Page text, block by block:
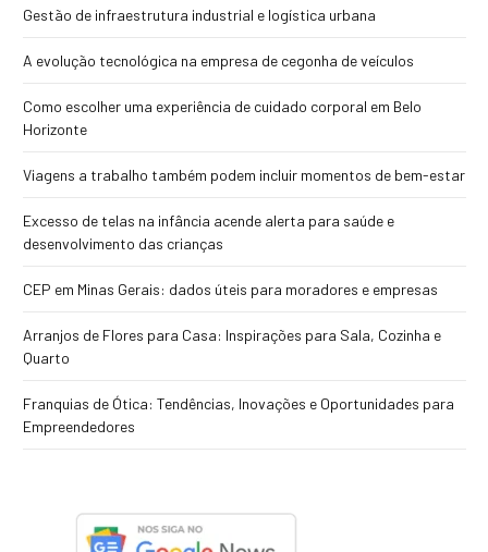
Gestão de infraestrutura industrial e logística urbana
A evolução tecnológica na empresa de cegonha de veículos
Como escolher uma experiência de cuidado corporal em Belo
Horizonte
Viagens a trabalho também podem incluir momentos de bem-estar
Excesso de telas na infância acende alerta para saúde e
desenvolvimento das crianças
CEP em Minas Gerais: dados úteis para moradores e empresas
Arranjos de Flores para Casa: Inspirações para Sala, Cozinha e
Quarto
Franquias de Ótica: Tendências, Inovações e Oportunidades para
Empreendedores